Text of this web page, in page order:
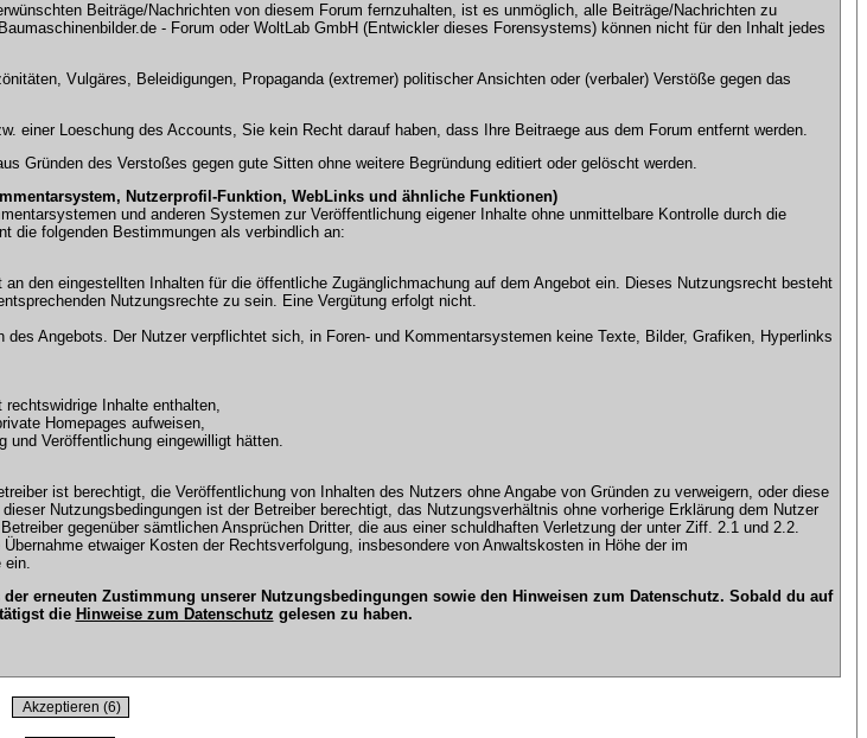
Beiträge/Nachrichten von diesem Forum fernzuhalten, ist es unmöglich, alle Beiträge/Nachrichten zu
- Forum oder WoltLab GmbH (Entwickler dieses Forensystems) können nicht für den Inhalt jedes
Vulgäres, Beleidigungen, Propaganda (extremer) politischer Ansichten oder (verbaler) Verstöße gegen das
Loeschung des Accounts, Sie kein Recht darauf haben, dass Ihre Beitraege aus dem Forum entfernt werden.
Gründen des Verstoßes gegen gute Sitten ohne weitere Begründung editiert oder gelöscht werden.
Nutzerprofil-Funktion, WebLinks und ähnliche Funktionen)
und anderen Systemen zur Veröffentlichung eigener Inhalte ohne unmittelbare Kontrolle durch die
die folgenden Bestimmungen als verbindlich an:
den eingestellten Inhalten für die öffentliche Zugänglichmachung auf dem Angebot ein. Dieses Nutzungsrecht besteht
Nutzungsrechte zu sein. Eine Vergütung erfolgt nicht.
Angebots. Der Nutzer verpflichtet sich, in Foren- und Kommentarsystemen keine Texte, Bilder, Grafiken, Hyperlinks
Inhalte enthalten,
Homepages aufweisen,
und Veröffentlichung eingewilligt hätten.
ist berechtigt, die Veröffentlichung von Inhalten des Nutzers ohne Angabe von Gründen zu verweigern, oder diese
Nutzungsbedingungen ist der Betreiber berechtigt, das Nutzungsverhältnis ohne vorherige Erklärung dem Nutzer
gegenüber sämtlichen Ansprüchen Dritter, die aus einer schuldhaften Verletzung der unter Ziff. 2.1 und 2.2.
etwaiger Kosten der Rechtsverfolgung, insbesondere von Anwaltskosten in Höhe der im
ein.
erneuten Zustimmung unserer Nutzungsbedingungen sowie den Hinweisen zum Datenschutz. Sobald du auf
die Hinweise zum Datenschutz gelesen zu haben.